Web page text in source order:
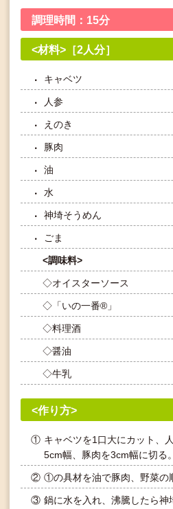
<材料>［2人分］
調理時間：15分
キャベツ
人参
えのき
豚肉
油
水
神埼そうめん
ごま
<調味料>
◇オイスターソース
◇「いの一番®」
◇料理酒
◇醤油
◇牛乳
<作り方>
① キャベツを1口大にカット、
5cm幅、豚肉を3cm幅に切る。
② ①の具材を油で豚肉、野菜の
③ 鍋に水を入れ、沸騰したら神